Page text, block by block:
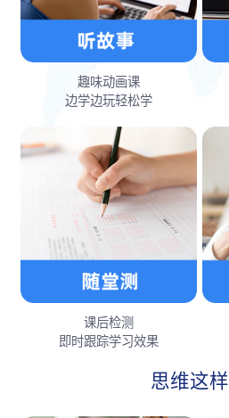
趣味动画课
边学边玩轻松学
课后检测
即时跟踪学习效果
思维这